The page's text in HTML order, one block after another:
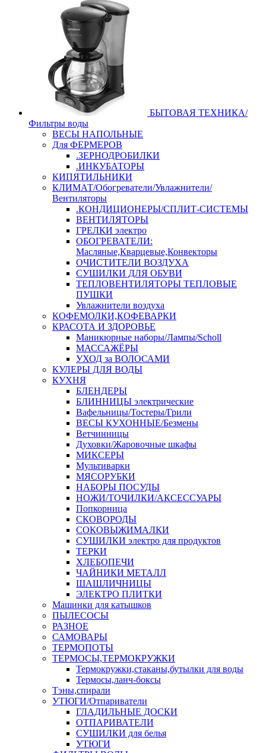
БЫТОВАЯ ТЕХНИКА/
Фильтры воды
ВЕСЫ НАПОЛЬНЫЕ
Для ФЕРМЕРОВ
.ЗЕРНОДРОБИЛКИ
.ИНКУБАТОРЫ
КИПЯТИЛЬНИКИ
КЛИМАТ/Обогреватели/Увлажнители/
Вентиляторы
.КОНДИЦИОНЕРЫ/СПЛИТ-СИСТЕМЫ
ВЕНТИЛЯТОРЫ
ГРЕЛКИ электро
ОБОГРЕВАТЕЛИ:
Масляные,Кварцевые,Конвекторы
ОЧИСТИТЕЛИ ВОЗДУХА
СУШИЛКИ ДЛЯ ОБУВИ
ТЕПЛОВЕНТИЛЯТОРЫ ТЕПЛОВЫЕ
ПУШКИ
Увлажнители воздуха
КОФЕМОЛКИ,КОФЕВАРКИ
КРАСОТА И ЗДОРОВЬЕ
Маникюрные наборы/Лампы/Scholl
МАССАЖЁРЫ
УХОД за ВОЛОСАМИ
КУЛЕРЫ ДЛЯ ВОДЫ
КУХНЯ
БЛЕНДЕРЫ
БЛИННИЦЫ электрические
Вафельницы/Тостеры/Грили
ВЕСЫ КУХОННЫЕ/Безмены
Ветчинницы
Духовки/Жаровочные шкафы
МИКСЕРЫ
Мультиварки
МЯСОРУБКИ
НАБОРЫ ПОСУДЫ
НОЖИ/ТОЧИЛКИ/АКСЕССУАРЫ
Попкорница
СКОВОРОДЫ
СОКОВЫЖИМАЛКИ
СУШИЛКИ электро для продуктов
ТЕРКИ
ХЛЕБОПЕЧИ
ЧАЙНИКИ МЕТАЛЛ
ШАШЛИЧНИЦЫ
ЭЛЕКТРО ПЛИТКИ
Машинки для катышков
ПЫЛЕСОСЫ
РАЗНОЕ
САМОВАРЫ
ТЕРМОПОТЫ
ТЕРМОСЫ,ТЕРМОКРУЖКИ
Термокружки,стаканы,бутылки для воды
Термосы,ланч-боксы
Тэны,спирали
УТЮГИ/Отпариватели
ГЛАДИЛЬНЫЕ ДОСКИ
ОТПАРИВАТЕЛИ
СУШИЛКИ для белья
УТЮГИ